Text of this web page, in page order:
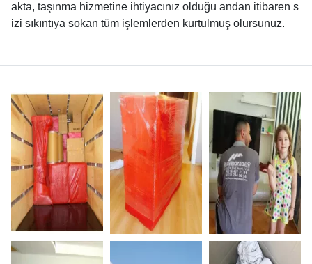
akta, taşınma hizmetine ihtiyacınız olduğu andan itibaren s
izi sıkıntıya sokan tüm işlemlerden kurtulmuş olursunuz.